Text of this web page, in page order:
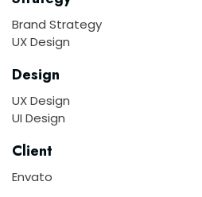
Brand Strategy
UX Design
Design
UX Design
UI Design
Client
Envato